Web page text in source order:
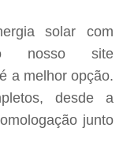
solar com
nosso site
é a melhor opção.
desde a
junto